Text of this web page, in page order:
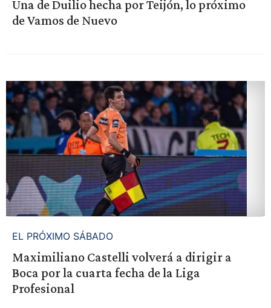
Una de Duilio hecha por Teijón, lo próximo
de Vamos de Nuevo
EL PRÓXIMO SÁBADO
Maximiliano Castelli volverá a dirigir a
Boca por la cuarta fecha de la Liga
Profesional